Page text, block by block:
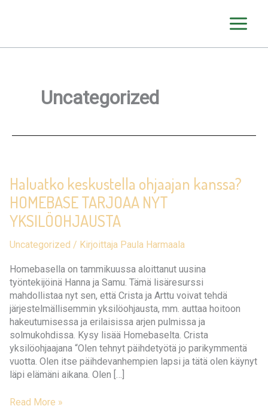
Uncategorized
Haluatko keskustella ohjaajan kanssa?
HOMEBASE TARJOAA NYT
YKSILÖOHJAUSTA
Uncategorized / Kirjoittaja Paula Harmaala
Homebasella on tammikuussa aloittanut uusina
työntekijöinä Hanna ja Samu. Tämä lisäresurssi
mahdollistaa nyt sen, että Crista ja Arttu voivat tehdä
järjestelmällisemmin yksilöohjausta, mm. auttaa hoitoon
hakeutumisessa ja erilaisissa arjen pulmissa ja
solmukohdissa. Kysy lisää Homebaselta. Crista
yksilöohjaajana “Olen tehnyt päihdetyötä jo parikymmentä
vuotta. Olen itse päihdevanhempien lapsi ja tätä olen käynyt
läpi elämäni aikana. Olen […]
Haluatko
Read More »